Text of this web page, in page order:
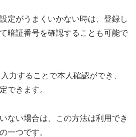
定がうまくいかない時は、登録し
暗証番号を確認することも可能で
力することで本人確認ができ、
できます。
ない場合は、この方法は利用でき
一つです。